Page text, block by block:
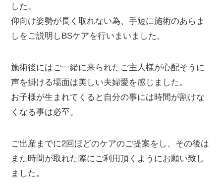
した。
仰向け姿勢が長く取れない為、手短に施術のあらま
しをご説明しBSケアを行いまいました。
施術後にはご一緒に来られたご主人様が心配そうに
声を掛ける場面は美しい夫婦愛を感じました。
お子様が生まれてくると自分の事には時間が割けな
くなる事は必至。
ご出産までに2回ほどのケアのご提案をし、その後は
また時間が取れた際にご利用頂くようにお願い致し
ました。